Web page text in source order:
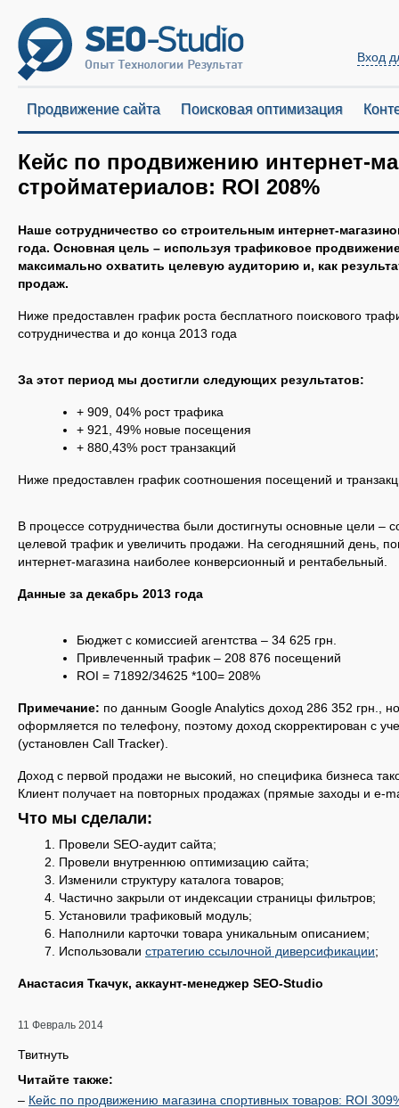
Вход
Продвижение сайта Поисковая оптимизация
Кейс по продвижению интернет-
стройматериалов: ROI 208%
Наше сотрудничество со строительным интернет-
года. Основная цель – используя трафиковое
максимально охватить целевую аудиторию и, как
продаж.
Ниже предоставлен график роста бесплатного поискового
сотрудничества и до конца 2013 года
За этот период мы достигли следующих результатов:
+ 909, 04% рост трафика
+ 921, 49% новые посещения
+ 880,43% рост транзакций
Ниже предоставлен график соотношения посещений и
В процессе сотрудничества были достигнуты основные цели –
целевой трафик и увеличить продажи. На сегодняшний день,
интернет-магазина наиболее конверсионный и рентабельный.
Данные за декабрь 2013 года
Бюджет с комиссией агентства – 34 625 грн.
Привлеченный трафик – 208 876 посещений
ROI = 71892/34625 *100= 208%
Примечание: по данным Google Analytics доход 286 352 грн.,
оформляется по телефону, поэтому доход скорректирован с
(установлен Call Tracker).
Доход с первой продажи не высокий, но специфика бизнеса
Клиент получает на повторных продажах (прямые заходы и e-
Что мы сделали:
Провели SEO-аудит сайта;
Провели внутреннюю оптимизацию сайта;
Изменили структуру каталога товаров;
Частично закрыли от индексации страницы фильтров;
Установили трафиковый модуль;
Наполнили карточки товара уникальным описанием;
Использовали стратегию ссылочной диверсификации;
Анастасия Ткачук, аккаунт-менеджер SEO-Studio
11 Февраль 2014
Твитнуть
Читайте также:
– Кейс по продвижению магазина спортивных товаров: ROI